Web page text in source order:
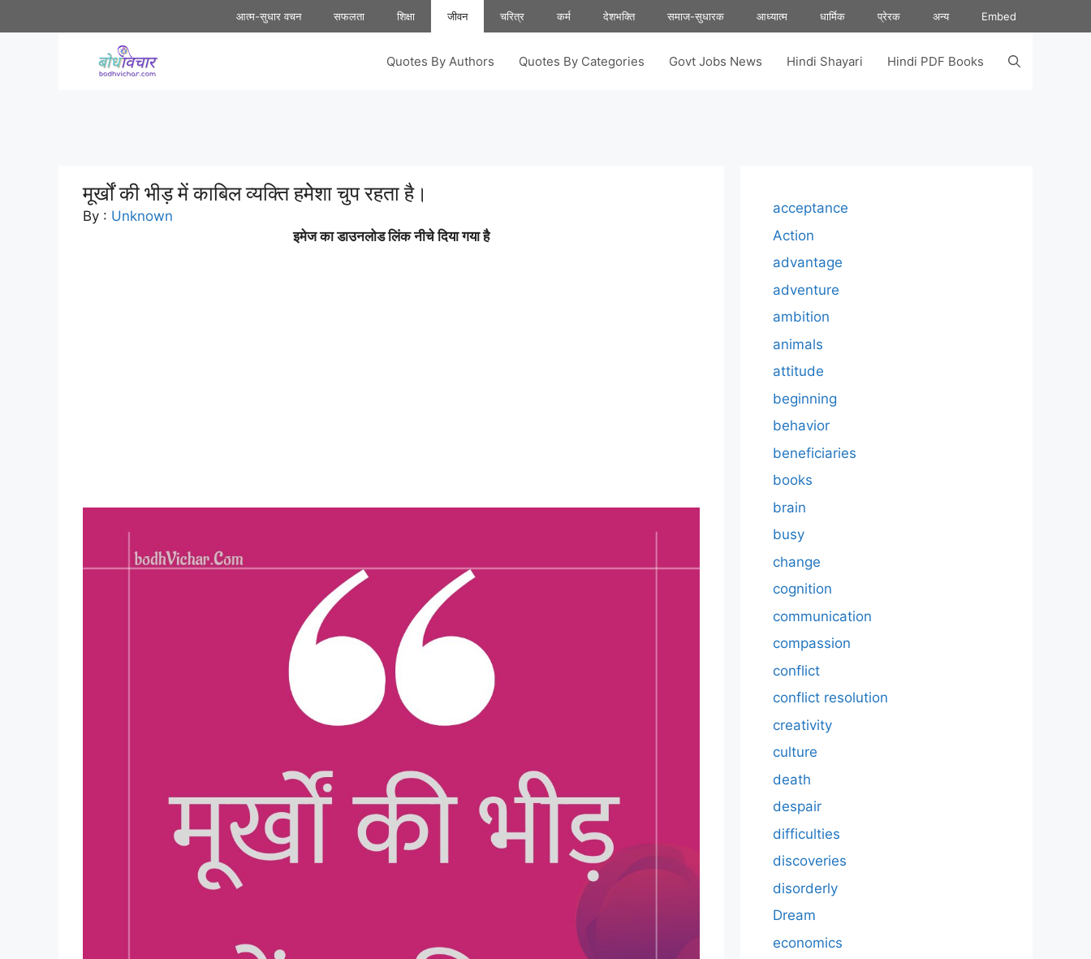
to
आत्म-सुधार वचन सफलता शिक्षा जीवन चरित्र कर्म देशभक्ति समाज-सुधारक आध्यात्म धार्मिक प्रेरक अन्य Embed
Quotes By Authors Quotes By Categories Govt Jobs News Hindi Shayari Hindi PDF Books
मूर्खों की भीड़ में काबिल व्यक्ति हमेेशा चुप रहता है।
By : Unknown
इमेज का डाउनलोड लिंक नीचे दिया गया है
acceptance
Action
advantage
adventure
ambition
animals
attitude
beginning
behavior
beneficiaries
books
brain
busy
change
cognition
communication
compassion
conflict
conflict resolution
creativity
culture
death
despair
difficulties
discoveries
disorderly
Dream
economics